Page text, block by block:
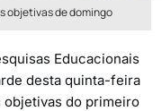
objetivas de domingo
Educacionais
desta quinta-feira
objetivas do primeiro